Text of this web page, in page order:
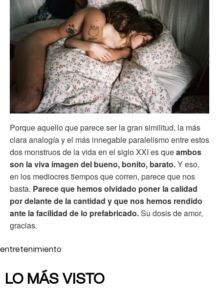
Porque aquello que parece ser la gran similitud, la más
clara analogía y el más innegable paralelismo entre estos
dos monstruos de la vida en el siglo XXI es queambos
son la viva imagen del bueno, bonito, barato.Y eso,
en los mediocres tiempos que corren, parece que nos
basta. Parece que hemos olvidado poner la calidad
por delante de la cantidad y que nos hemos rendido
ante la facilidad de lo prefabricado.Su dosis de amor,
gracias.
entretenimiento
LO MÁS VISTO